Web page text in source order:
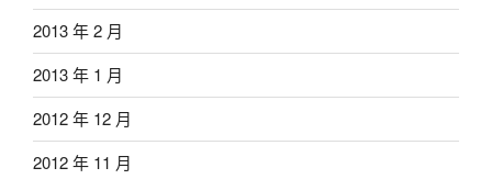
2013 年 2 月
2013 年 1 月
2012 年 12 月
2012 年 11 月